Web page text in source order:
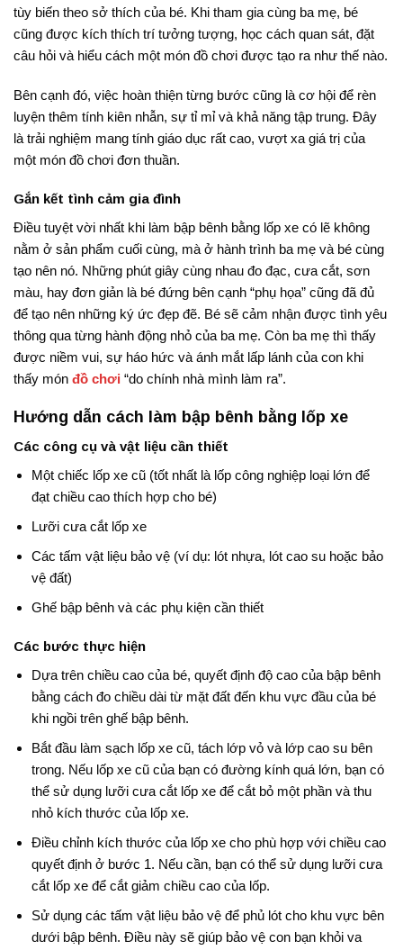
tùy biến theo sở thích của bé. Khi tham gia cùng ba mẹ, bé
cũng được kích thích trí tưởng tượng, học cách quan sát, đặt
câu hỏi và hiểu cách một món đồ chơi được tạo ra như thế nào.
Bên cạnh đó, việc hoàn thiện từng bước cũng là cơ hội để rèn
luyện thêm tính kiên nhẫn, sự tỉ mỉ và khả năng tập trung. Đây
là trải nghiệm mang tính giáo dục rất cao, vượt xa giá trị của
một món đồ chơi đơn thuần.
Gắn kết tình cảm gia đình
Điều tuyệt vời nhất khi làm bập bênh bằng lốp xe có lẽ không
nằm ở sản phẩm cuối cùng, mà ở hành trình ba mẹ và bé cùng
tạo nên nó. Những phút giây cùng nhau đo đạc, cưa cắt, sơn
màu, hay đơn giản là bé đứng bên cạnh “phụ họa” cũng đã đủ
để tạo nên những ký ức đẹp đẽ. Bé sẽ cảm nhận được tình yêu
thông qua từng hành động nhỏ của ba mẹ. Còn ba mẹ thì thấy
được niềm vui, sự háo hức và ánh mắt lấp lánh của con khi
thấy món đồ chơi “do chính nhà mình làm ra”.
Hướng dẫn cách làm bập bênh bằng lốp xe
Các công cụ và vật liệu cần thiết
Một chiếc lốp xe cũ (tốt nhất là lốp công nghiệp loại lớn để
đạt chiều cao thích hợp cho bé)
Lưỡi cưa cắt lốp xe
Các tấm vật liệu bảo vệ (ví dụ: lót nhựa, lót cao su hoặc bảo
vệ đất)
Ghế bập bênh và các phụ kiện cần thiết
Các bước thực hiện
Dựa trên chiều cao của bé, quyết định độ cao của bập bênh
bằng cách đo chiều dài từ mặt đất đến khu vực đầu của bé
khi ngồi trên ghế bập bênh.
Bắt đầu làm sạch lốp xe cũ, tách lớp vỏ và lớp cao su bên
trong. Nếu lốp xe cũ của bạn có đường kính quá lớn, bạn có
thể sử dụng lưỡi cưa cắt lốp xe để cắt bỏ một phần và thu
nhỏ kích thước của lốp xe.
Điều chỉnh kích thước của lốp xe cho phù hợp với chiều cao
quyết định ở bước 1. Nếu cần, bạn có thể sử dụng lưỡi cưa
cắt lốp xe để cắt giảm chiều cao của lốp.
Sử dụng các tấm vật liệu bảo vệ để phủ lót cho khu vực bên
dưới bập bênh. Điều này sẽ giúp bảo vệ con bạn khỏi va